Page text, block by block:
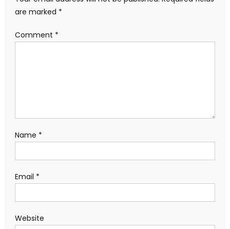
are marked *
Comment *
Name *
Email *
Website